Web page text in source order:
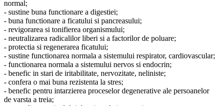
normal;
- sustine buna functionare a digestiei;
- buna functionare a ficatului si pancreasului;
- revigorarea si tonifierea organismului;
- neutralizarea radicalilor liberi si a factorilor de poluare;
- protectia si regenerarea ficatului;
- sustine functionarea normala a sistemului respirator, cardiovascular;
- functionarea normala a sistemului nervos si endocrin;
- benefic in stari de iritabilitate, nervozitate, neliniste;
- confera o mai buna rezistenta la stres;
- benefic pentru intarzierea proceselor degenerative ale persoanelor
de varsta a treia;